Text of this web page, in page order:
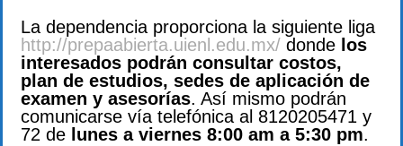
La dependencia proporciona la siguiente liga
http://prepaabierta.uienl.edu.mx/ donde los
interesados podrán consultar costos,
plan de estudios, sedes de aplicación de
examen y asesorías. Así mismo podrán
comunicarse vía telefónica al 8120205471 y
72 de lunes a viernes 8:00 am a 5:30 pm.